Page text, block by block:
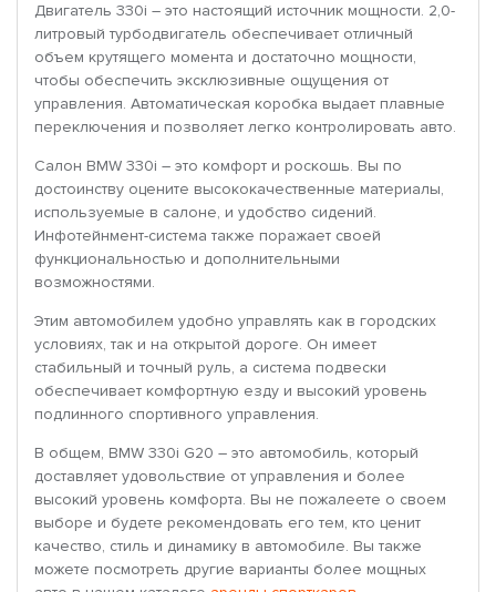
Двигатель 330i – это настоящий источник мощности. 2,0-
литровый турбодвигатель обеспечивает отличный
объем крутящего момента и достаточно мощности,
чтобы обеспечить эксклюзивные ощущения от
управления. Автоматическая коробка выдает плавные
переключения и позволяет легко контролировать авто.
Салон BMW 330i – это комфорт и роскошь. Вы по
достоинству оцените высококачественные материалы,
используемые в салоне, и удобство сидений.
Инфотейнмент-система также поражает своей
функциональностью и дополнительными
возможностями.
Этим автомобилем удобно управлять как в городских
условиях, так и на открытой дороге. Он имеет
стабильный и точный руль, а система подвески
обеспечивает комфортную езду и высокий уровень
подлинного спортивного управления.
В общем, BMW 330i G20 – это автомобиль, который
доставляет удовольствие от управления и более
высокий уровень комфорта. Вы не пожалеете о своем
выборе и будете рекомендовать его тем, кто ценит
качество, стиль и динамику в автомобиле. Вы также
можете посмотреть другие варианты более мощных